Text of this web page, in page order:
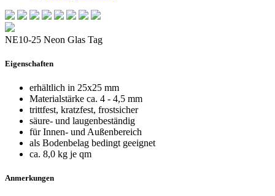
NE10-25 Neon Glas Tag
Eigenschaften
erhältlich in 25x25 mm
Materialstärke ca. 4 - 4,5 mm
trittfest, kratzfest, frostsicher
säure- und laugenbeständig
für Innen- und Außenbereich
als Bodenbelag bedingt geeignet
ca. 8,0 kg je qm
Anmerkungen